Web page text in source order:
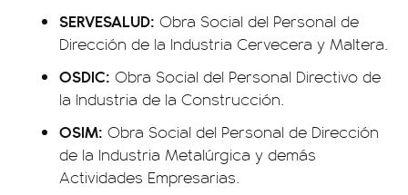
SERVESALUD: Obra Social del Personal de
Dirección de la Industria Cervecera y Maltera.
OSDIC: Obra Social del Personal Directivo de
la Industria de la Construcción.
OSIM: Obra Social del Personal de Dirección
de la Industria Metalúrgica y demás
Actividades Empresarias.